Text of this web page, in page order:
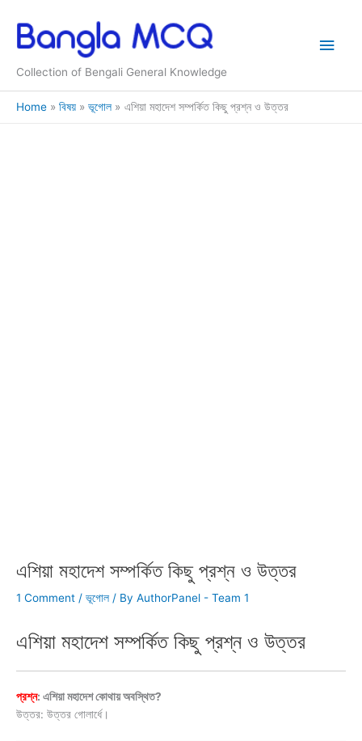
content
Collection of Bengali General Knowledge
Main
Home বিষয় ভূগোল এশিয়া মহাদেশ সম্পর্কিত কিছু প্রশ্ন ও উত্তর
এশিয়া মহাদেশ সম্পর্কিত কিছু প্রশ্ন ও উত্তর
1 Comment / ভূগোল / By AuthorPanel - Team 1
এশিয়া মহাদেশ সম্পর্কিত কিছু প্রশ্ন ও উত্তর
প্রশ্ন: এশিয়া মহাদেশ কোথায় অবস্থিত?
উত্তর: উত্তর গোলার্ধে।